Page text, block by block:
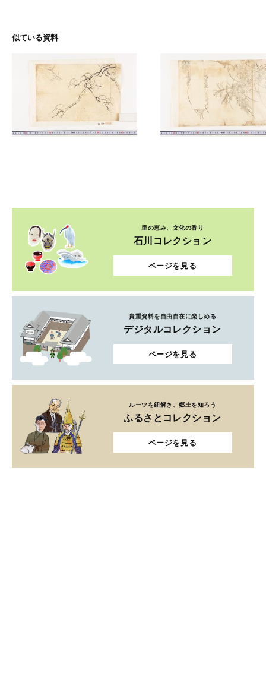
似ている資料
里の恵み、文化の香り
石川コレクション
ページを見る
貴重資料を自由自在に楽しめる
デジタルコレクション
ページを見る
ルーツを紐解き、郷土を知ろう
ふるさとコレクション
ページを見る